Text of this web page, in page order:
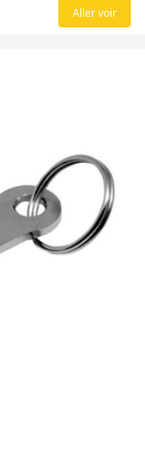
Aller voir